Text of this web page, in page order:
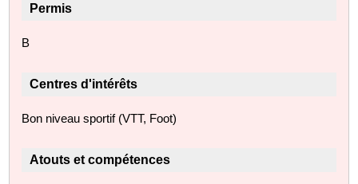
Permis
B
Centres d'intérêts
Bon niveau sportif (VTT, Foot)
Atouts et compétences